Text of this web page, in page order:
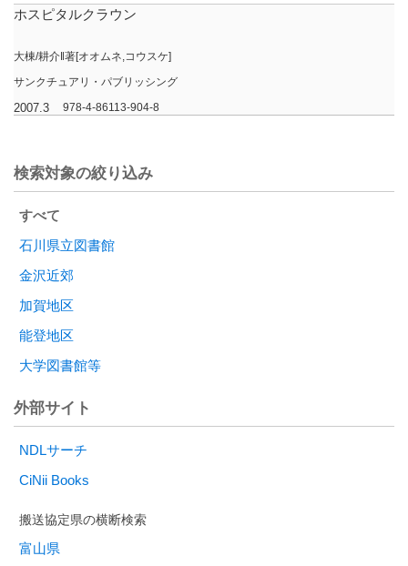
ホスピタルクラウン
大棟/耕介‖著[オオムネ,コウスケ]
サンクチュアリ・パブリッシング
2007.3 978-4-86113-904-8
検索対象の絞り込み
すべて
石川県立図書館
金沢近郊
加賀地区
能登地区
大学図書館等
外部サイト
NDLサーチ
CiNii Books
富山県